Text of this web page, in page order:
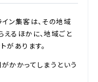
ン集客は、その地域
るほかに、地域ごと
があります。
かかってしまうという